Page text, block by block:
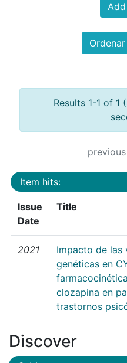
Results 1-1 of 1
previous
Item hits:
Issue
Date
Title
2021
Impacto de las
genéticas en
clozapina en
trastornos
Discover